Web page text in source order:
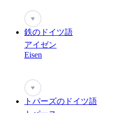
♥
鉄のドイツ語
アイゼン
Eisen
♥
トパーズのドイツ語